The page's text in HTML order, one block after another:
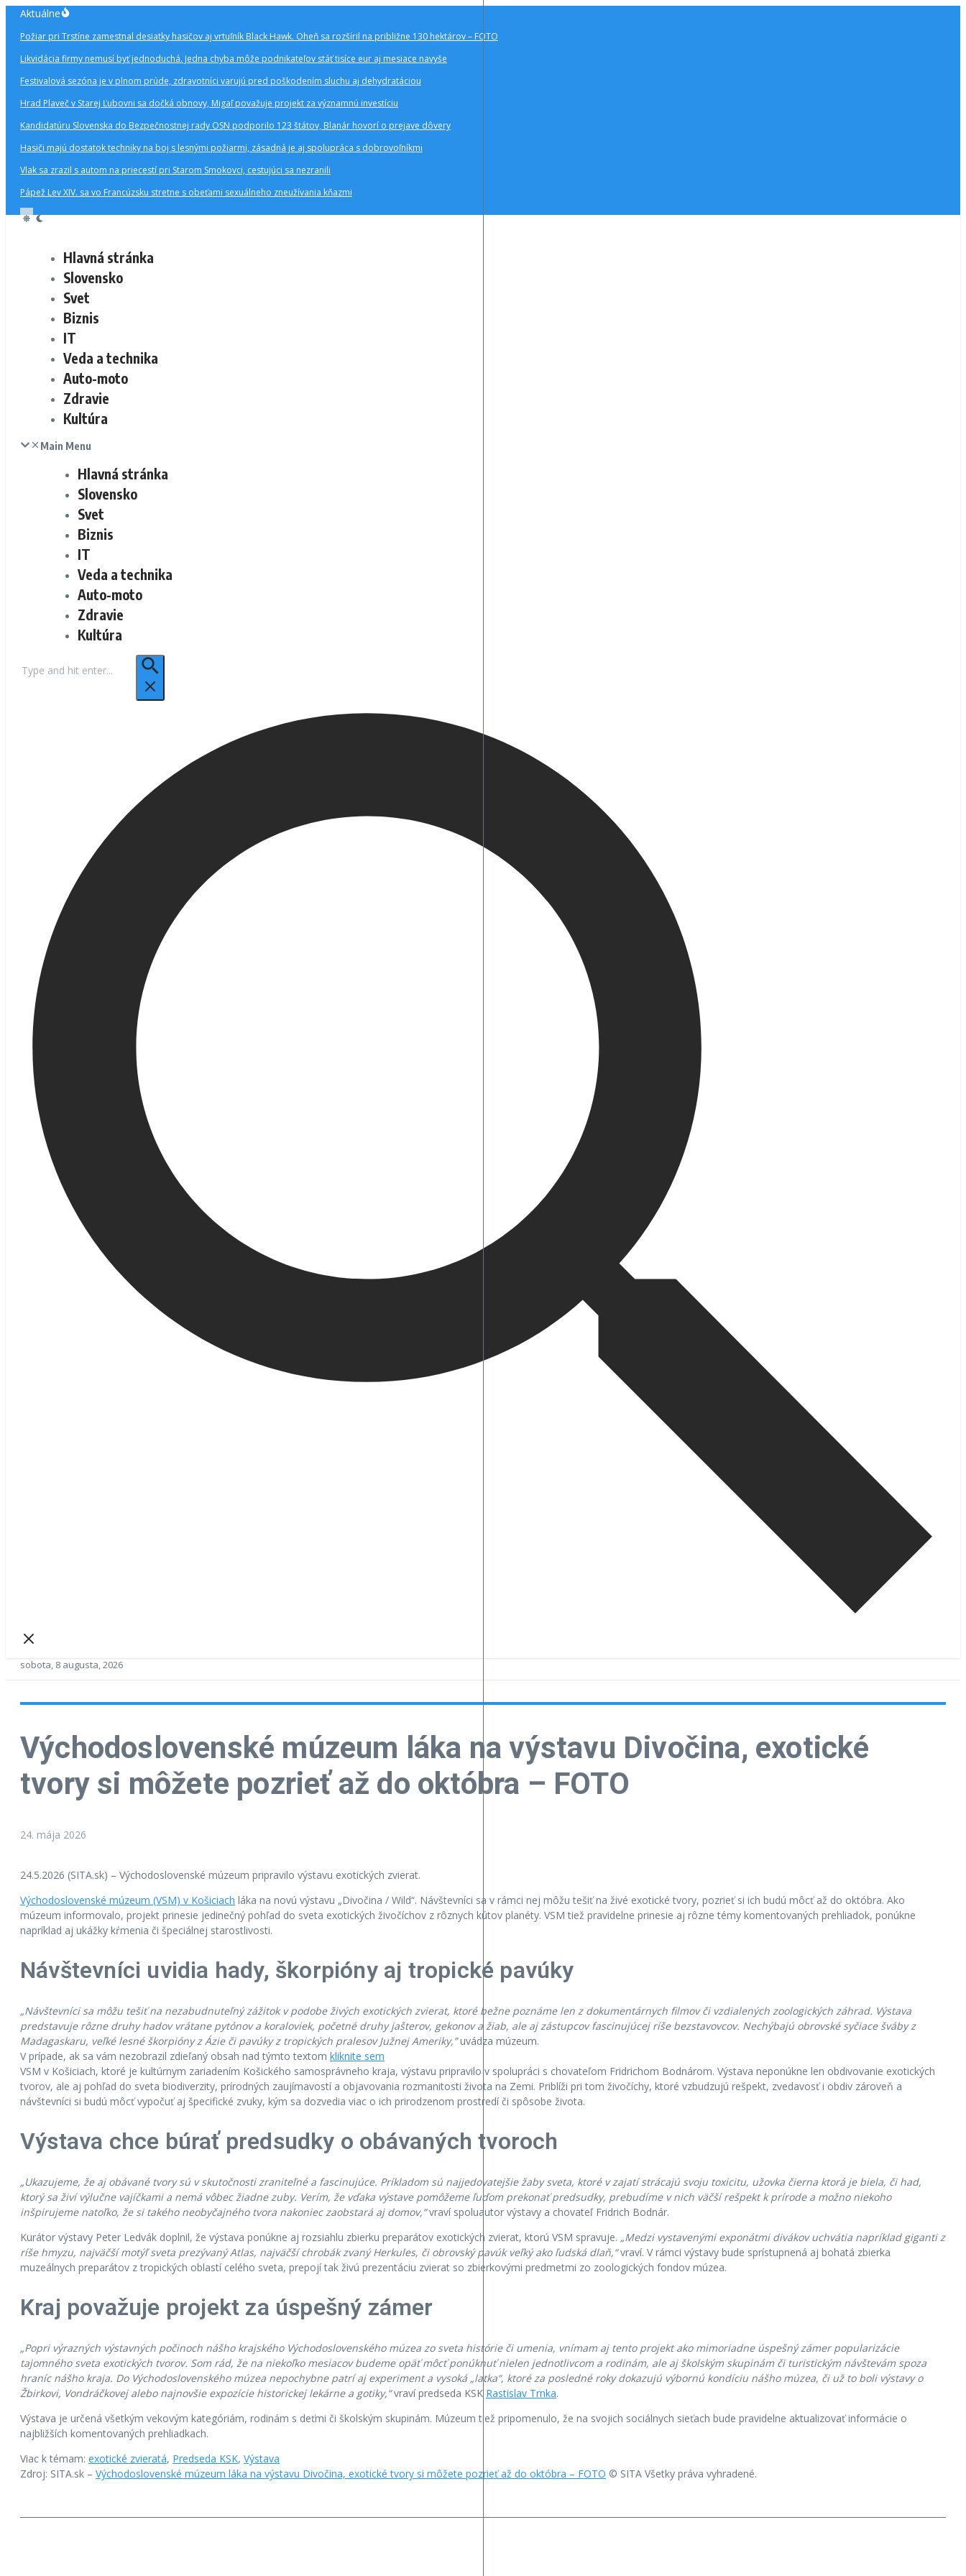
Preskočiť
obsah
Aktuálne
Požiar pri Trstíne zamestnal desiatky hasičov aj vrtuľník Black Hawk. Oheň sa rozšíril na približne 130 hektárov – FOTO
Likvidácia firmy nemusí byť jednoduchá. Jedna chyba môže podnikateľov stáť tisíce eur aj mesiace navyše
Festivalová sezóna je v plnom prúde, zdravotníci varujú pred poškodením sluchu aj dehydratáciou
Hrad Plaveč v Starej Ľubovni sa dočká obnovy, Migaľ považuje projekt za významnú investíciu
Kandidatúru Slovenska do Bezpečnostnej rady OSN podporilo 123 štátov, Blanár hovorí o prejave dôvery
Hasiči majú dostatok techniky na boj s lesnými požiarmi, zásadná je aj spolupráca s dobrovoľníkmi
Vlak sa zrazil s autom na priecestí pri Starom Smokovci, cestujúci sa nezranili
Pápež Lev XIV. sa vo Francúzsku stretne s obeťami sexuálneho zneužívania kňazmi
Hlavná stránka
Slovensko
Svet
Biznis
IT
Veda a technika
Auto-moto
Zdravie
Kultúra
Main Menu
Hlavná stránka
Slovensko
Svet
Biznis
IT
Veda a technika
Auto-moto
Zdravie
Kultúra
sobota, 8 augusta, 2026
Východoslovenské múzeum láka na výstavu Divočina, exotické
tvory si môžete pozrieť až do októbra – FOTO
24. mája 2026
24.5.2026 (SITA.sk) – Východoslovenské múzeum pripravilo výstavu exotických zvierat.
Východoslovenské múzeum (VSM) v Košiciach láka na novú výstavu „Divočina / Wild“. Návštevníci sa v rámci nej môžu tešiť na živé exotické tvory, pozrieť si ich budú môcť až do októbra. Ako
múzeum informovalo, projekt prinesie jedinečný pohľad do sveta exotických živočíchov z rôznych kútov planéty. VSM tiež pravidelne prinesie aj rôzne témy komentovaných prehliadok, ponúkne
napríklad aj ukážky kŕmenia či špeciálnej starostlivosti.
Návštevníci uvidia hady, škorpióny aj tropické pavúky
„Návštevníci sa môžu tešiť na nezabudnuteľný zážitok v podobe živých exotických zvierat, ktoré bežne poznáme len z dokumentárnych filmov či vzdialených zoologických záhrad. Výstava
predstavuje rôzne druhy hadov vrátane pytónov a koraloviek, početné druhy jašterov, gekonov a žiab, ale aj zástupcov fascinujúcej ríše bezstavovcov. Nechýbajú obrovské syčiace šváby z
Madagaskaru, veľké lesné škorpióny z Ázie či pavúky z tropických pralesov Južnej Ameriky,”uvádza múzeum.
V prípade, ak sa vám nezobrazil zdieľaný obsah nad týmto textom kliknite sem
VSM v Košiciach, ktoré je kultúrnym zariadením Košického samosprávneho kraja, výstavu pripravilo v spolupráci s chovateľom Fridrichom Bodnárom. Výstava neponúkne len obdivovanie exotických
tvorov, ale aj pohľad do sveta biodiverzity, prírodných zaujímavostí a objavovania rozmanitosti života na Zemi. Priblíži pri tom živočíchy, ktoré vzbudzujú rešpekt, zvedavosť i obdiv zároveň a
návštevníci si budú môcť vypočuť aj špecifické zvuky, kým sa dozvedia viac o ich prirodzenom prostredí či spôsobe života.
Výstava chce búrať predsudky o obávaných tvoroch
„Ukazujeme, že aj obávané tvory sú v skutočnosti zraniteľné a fascinujúce. Príkladom sú najjedovatejšie žaby sveta, ktoré v zajatí strácajú svoju toxicitu, užovka čierna ktorá je biela, či had,
ktorý sa živí výlučne vajíčkami a nemá vôbec žiadne zuby. Verím, že vďaka výstave pomôžeme ľuďom prekonať predsudky, prebudíme v nich väčší rešpekt k prírode a možno niekoho
inšpirujeme natoľko, že si takého neobyčajného tvora nakoniec zaobstará aj domov,“vraví spoluautor výstavy a chovateľ Fridrich Bodnár.
Kurátor výstavy Peter Ledvák doplnil, že výstava ponúkne aj rozsiahlu zbierku preparátov exotických zvierat, ktorú VSM spravuje. „Medzi vystavenými exponátmi divákov uchvátia napríklad giganti z
ríše hmyzu, najväčší motýľ sveta prezývaný Atlas, najväčší chrobák zvaný Herkules, či obrovský pavúk veľký ako ľudská dlaň,“vraví. V rámci výstavy bude sprístupnená aj bohatá zbierka
muzeálnych preparátov z tropických oblastí celého sveta, prepojí tak živú prezentáciu zvierat so zbierkovými predmetmi zo zoologických fondov múzea.
Kraj považuje projekt za úspešný zámer
„Popri výrazných výstavných počinoch nášho krajského Východoslovenského múzea zo sveta histórie či umenia, vnímam aj tento projekt ako mimoriadne úspešný zámer popularizácie
tajomného sveta exotických tvorov. Som rád, že na niekoľko mesiacov budeme opäť môcť ponúknuť nielen jednotlivcom a rodinám, ale aj školským skupinám či turistickým návštevám spoza
hraníc nášho kraja. Do Východoslovenského múzea nepochybne patrí aj experiment a vysoká „latka“, ktoré za posledné roky dokazujú výbornú kondíciu nášho múzea, či už to boli výstavy o
Žbirkovi, Vondráčkovej alebo najnovšie expozície historickej lekárne a gotiky,“vraví predseda KSK Rastislav Trnka.
Výstava je určená všetkým vekovým kategóriám, rodinám s deťmi či školským skupinám. Múzeum tiež pripomenulo, že na svojich sociálnych sieťach bude pravidelne aktualizovať informácie o
najbližších komentovaných prehliadkach.
Viac k témam: exotické zvieratá, Predseda KSK, Výstava
Zdroj: SITA.sk – Východoslovenské múzeum láka na výstavu Divočina, exotické tvory si môžete pozrieť až do októbra – FOTO © SITA Všetky práva vyhradené.